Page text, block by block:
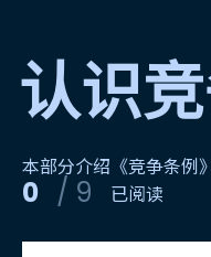
认识
本部分介绍《竞争条例
0 / 9 已阅读